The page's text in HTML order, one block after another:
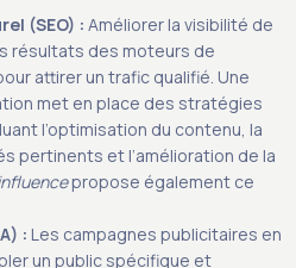
(SEO) : Améliorer la visibilité de
résultats des moteurs de
attirer un trafic qualifié. Une
met en place des stratégies
l’optimisation du contenu, la
pertinents et l’amélioration de la
propose également ce
: Les campagnes publicitaires en
un public spécifique et